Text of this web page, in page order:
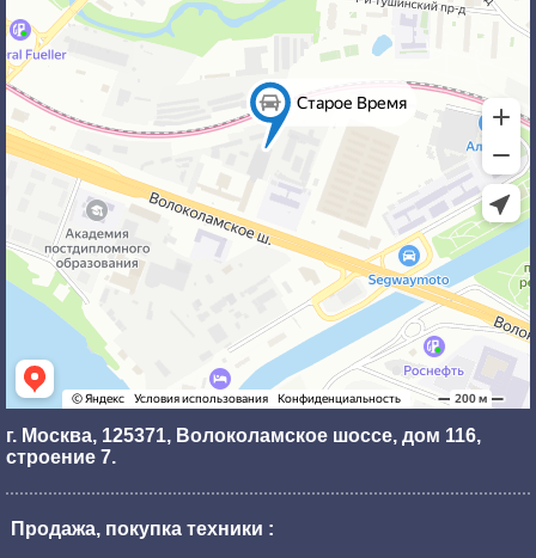
г. Москва, 125371, Волоколамское шоссе, дом 116,
строение 7.
Продажа, покупка техники :